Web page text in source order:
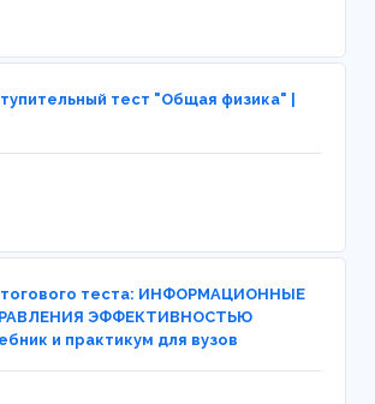
тест "Общая физика" |
теста: ИНФОРМАЦИОННЫЕ
ЭФФЕКТИВНОСТЬЮ
и практикум для вузов